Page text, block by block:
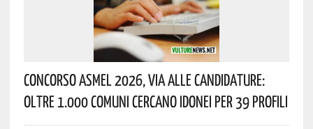
Concorso Asmel 2026, Via Alle Candidature:
Oltre 1.000 Comuni Cercano Idonei Per 39 Profili